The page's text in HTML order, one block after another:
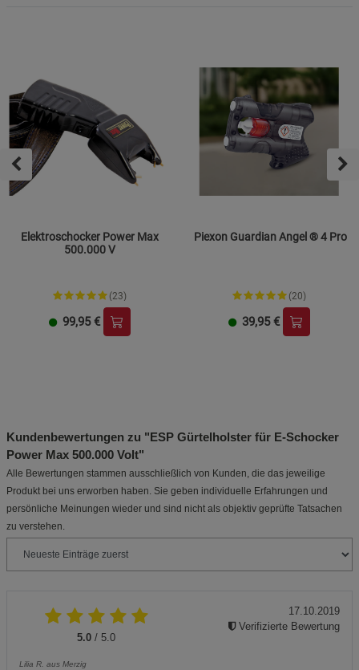
Elektroschocker Power Max
500.000 V
(23)
99,95 €
Piexon Guardian Angel ® 4 Pro
(20)
39,95 €
Kundenbewertungen zu "ESP Gürtelholster für E-Schocker
Power Max 500.000 Volt"
Alle Bewertungen stammen ausschließlich von Kunden, die das jeweilige
Produkt bei uns erworben haben. Sie geben individuelle Erfahrungen und
persönliche Meinungen wieder und sind nicht als objektiv geprüfte Tatsachen
zu verstehen.
5.0 / 5.0
Lilia R. aus Merzig
17.10.2019
Verifizierte Bewertung